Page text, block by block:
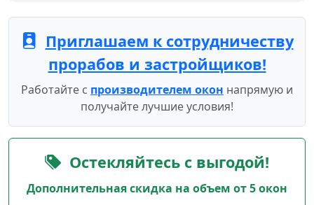
Приглашаем к сотрудничеству
прорабов и застройщиков!
Работайте с производителем окон напрямую и
получайте лучшие условия!
Остекляйтесь с выгодой!
Дополнительная скидка на объем от 5 окон